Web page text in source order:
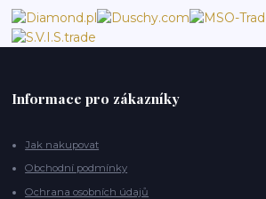
Informace pro zákazníky
Jak nakupovat
Obchodní podmínky
Ochrana osobních údajů